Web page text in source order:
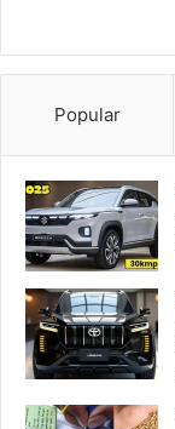
Popular